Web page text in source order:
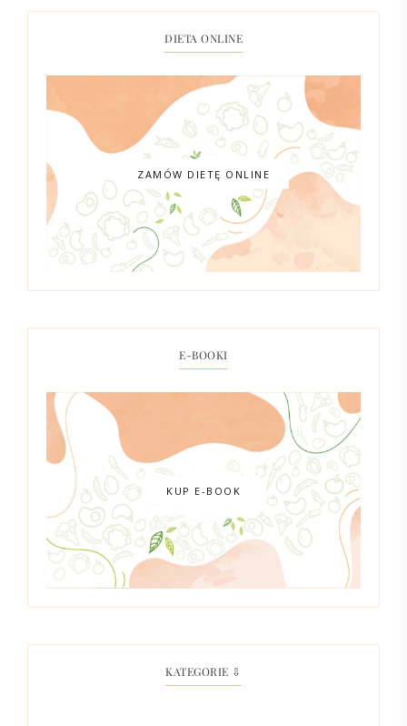
DIETA ONLINE
ZAMÓW DIETĘ ONLINE
E-BOOKI
KUP E-BOOK
KATEGORIE ⇩